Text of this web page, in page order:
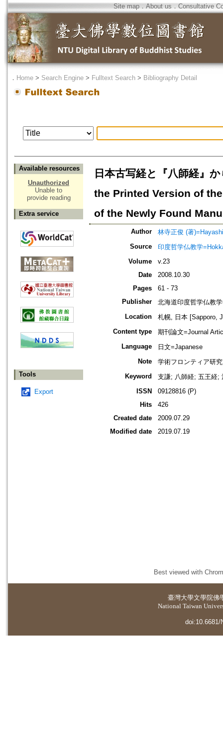
Site map．About us ． Consultative
． Home > Search Engine > Fulltext Search > Bibliography Detail
Available resources
Unauthorized
Unable to
provide reading
Extra service
Tools
Export
日本古写経と『八師経』
the Printed Version of
of the Newly Found
Author
林寺正俊 (著
Source
印度哲学仏教学
Volume
v.23
Date
2008.10.30
Pages
61 - 73
Publisher
北海道印度哲学仏教
Location
札幌, 日本 [Sapporo,
Content type
期刊論文=Journal
Language
日文=Japanese
Note
学術フロンティア研
Keyword
支謙; 八師経; 五王経;
ISSN
09128816 (P)
Hits
426
Created date
2009.07.29
Modified date
2019.07.19
Best viewed with
臺灣大學文學院佛
National Taiwan
doi:10.6681/